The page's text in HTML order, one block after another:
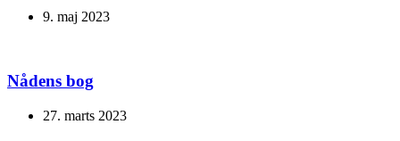
9. maj 2023
Nådens bog
27. marts 2023